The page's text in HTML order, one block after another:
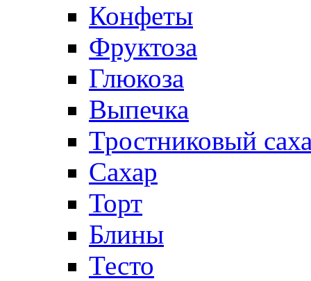
Конфеты
Фруктоза
Глюкоза
Выпечка
Тростниковый
Сахар
Торт
Блины
Тесто